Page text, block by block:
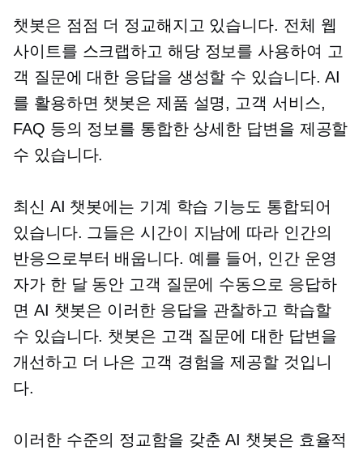
챗봇은 점점 더 정교해지고 있습니다. 전체 웹
사이트를 스크랩하고 해당 정보를 사용하여 고
객 질문에 대한 응답을 생성할 수 있습니다. AI
를 활용하면 챗봇은 제품 설명, 고객 서비스,
FAQ 등의 정보를 통합한 상세한 답변을 제공할
수 있습니다.
최신 AI 챗봇에는 기계 학습 기능도 통합되어
있습니다. 그들은 시간이 지남에 따라 인간의
반응으로부터 배웁니다. 예를 들어, 인간 운영
자가 한 달 동안 고객 질문에 수동으로 응답하
면 AI 챗봇은 이러한 응답을 관찰하고 학습할
수 있습니다. 챗봇은 고객 질문에 대한 답변을
개선하고 더 나은 고객 경험을 제공할 것입니
다.
이러한 수준의 정교함을 갖춘 AI 챗봇은 효율적